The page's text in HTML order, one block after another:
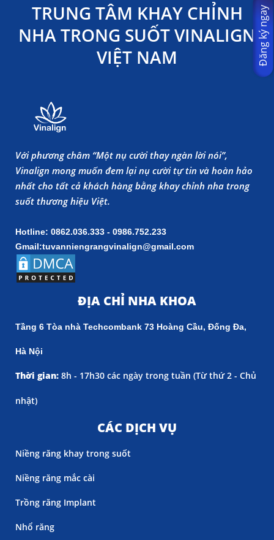
TRUNG TÂM KHAY CHỈNH
NHA TRONG SUỐT VINALIGN
VIỆT NAM
Với phương châm “Một nụ cười thay ngàn lời nói”,
Vinalign mong muốn đem lại nụ cười tự tin và hoàn hảo
nhất cho tất cả khách hàng bằng khay chỉnh nha trong
suốt thương hiệu Việt.
Hotline: 0862.036.333 - 0986.752.233
Gmail:tuvanniengrangvinalign@gmail.com
ĐỊA CHỈ NHA KHOA
Tầng 6 Tòa nhà Techcombank 73 Hoàng Cầu, Đống Đa,
Hà Nội
Thời gian: 8h - 17h30 các ngày trong tuần (Từ thứ 2 - Chủ
nhật)
CÁC DỊCH VỤ
Niềng răng khay trong suốt
Niềng răng mắc cài
Trồng răng Implant
Nhổ răng
Đăng ký ngay